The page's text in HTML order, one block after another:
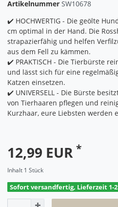
Artikelnummer SW10678
✔️ HOCHWERTIG - Die geölte
cm optimal in der Hand. Die
strapazierfähig und helfen
aus dem Fell zu kämmen.
✔️ PRAKTISCH - Die Tierbürste
und lässt sich für eine
Katzen einsetzen.
✔️ UNIVERSELL - Die Bürste
von Tierhaaren pflegen und
Kurzhaar, eure Liebsten werden
12,99 EUR *
Inhalt 1 Stück
Sofort versandfertig, Lieferzeit 1-2